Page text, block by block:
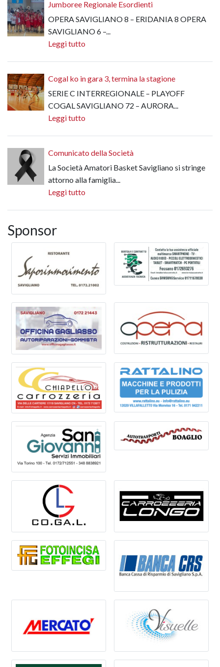
Jumboree Regionale Esordienti
OPERA SAVIGLIANO 8 – ERIDANIA 8 OPERA
SAVIGLIANO 6 –...
Leggi tutto
Cogal ko in gara 3, termina la stagione
SERIE C INTERREGIONALE – PLAYOFF
COGAL SAVIGLIANO 72 – AURORA...
Leggi tutto
Comunicato della Società
La Società Amatori Basket Savigliano si stringe
attorno alla famiglia...
Leggi tutto
Sponsor